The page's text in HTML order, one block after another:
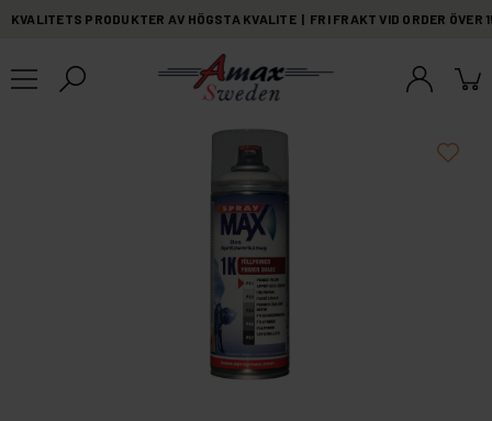
KVALITETS PRODUKTER AV HÖGSTA KVALITE | FRI FRAKT VID ORDER